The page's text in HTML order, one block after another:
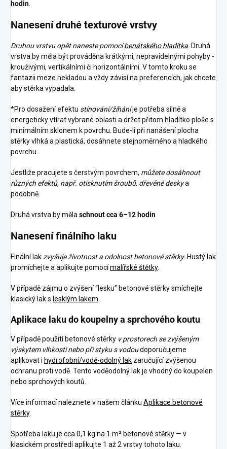
hodin
Nanesení druhé texturové vrstvy
Druhou vrstvu opět naneste pomocíbenátského hladítka . Druhá
vrstva by měla být prováděna krátkými, nepravidelnými pohyby -
krouživými, vertikálními či horizontálními. V tomto kroku se
fantazii meze nekladou a vždy závisí na preferencích, jak chcete
aby stěrka vypadala.
*Pro dosažení efektu stínování/žíháníje potřeba silně a
energeticky vtírat vybrané oblasti a držet přitom hladítko ploše s
minimálním sklonem k povrchu. Bude-li při nanášení plocha
stěrky vlhká a plastická, dosáhnete stejnoměrného a hladkého
povrchu.
Jestliže pracujete s čerstvým povrchem, můžete dosáhnout
různých efektů, např. otisknutím šroubů, dřevěné deskya
podobně.
Druhá vrstva by měla schnout cca 6–12 hodin
Nanesení finálního laku
FInální lak zvyšuje životnost a odolnost betonové stěrky. Hustý lak
promíchejte a aplikujte pomocímalířské štětky.
V případě zájmu o zvýšení “lesku” betonové stěrky smíchejte
klasický lak s lesklým lakem
Aplikace laku do koupelny a sprchového koutu
V případě použití betonové stěrky v prostorech se zvýšeným
výskytem vlhkosti nebo při styku s vodoudoporučujeme
aplikovat i hydrofobní/vodě-odolný lak zaručující zvýšenou
ochranu proti vodě. Tento voděodolný lak je vhodný do koupelen
nebo sprchových koutů.
Více informací naleznete v našem článku Aplikace betonové
stěrky.
Spotřeba laku je cca 0,1 kg na 1 m² betonové stěrky — v
klasickém prostředí aplikujte 1 až 2 vrstvy tohoto laku.